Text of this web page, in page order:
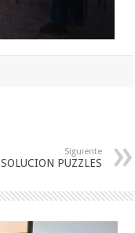
Siguiente
SOLUCION PUZZLES